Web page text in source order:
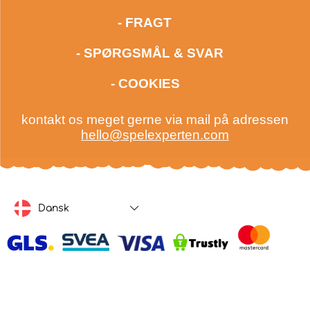
- FRAGT
- SPØRGSMÅL & SVAR
- COOKIES
kontakt os meget gerne via mail på adressen
hello@spelexperten.com
Dansk